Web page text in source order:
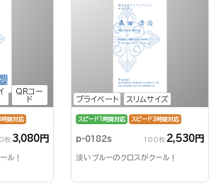
QRコー
ド
時間対応
枚 3,080円
ル！
プライベート スリムサイズ
スピード1時間対応 スピード3時間対応
p-0182s 100枚 2,530円
淡いブルーのクロスがクール！